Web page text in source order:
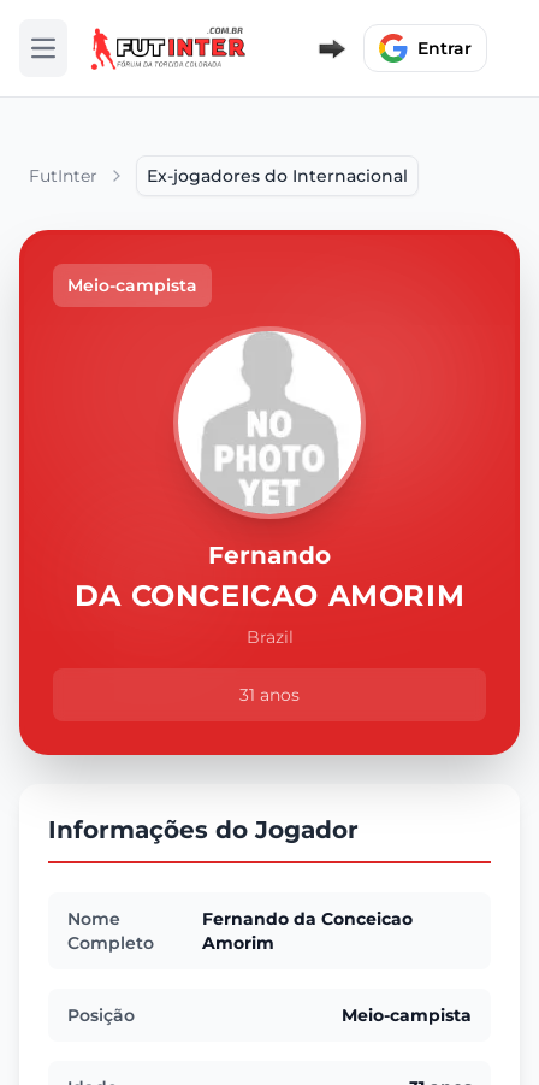
Abrir menu Entrar
FutInter Ex-jogadores do Internacional
Meio-campista
Fernando
DA CONCEICAO AMORIM
Brazil
31 anos
Informações do Jogador
Nome
Completo
Fernando da Conceicao
Amorim
Posição Meio-campista